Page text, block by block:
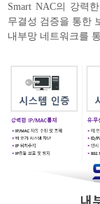
Smart NAC의 강력
무결성 검증을 통한
내부망 네트워크를